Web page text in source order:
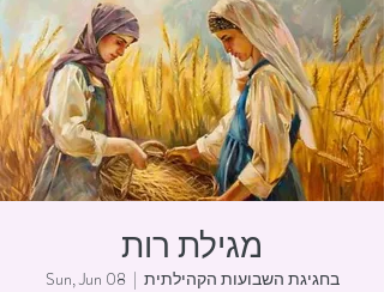
מגילת רות
Sun, Jun 08
  |
בחגיגת השבועות הקהילתית